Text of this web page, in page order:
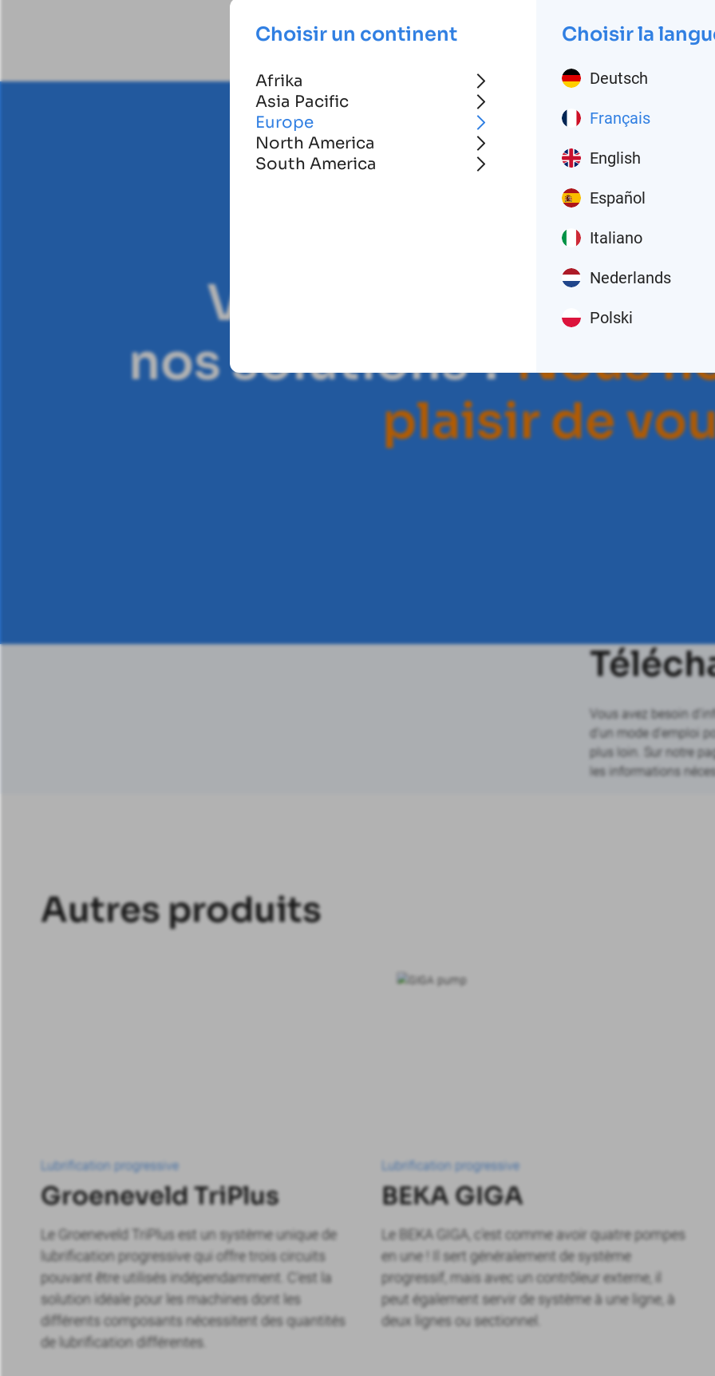
Choisir un continent
Afrika
Asia Pacific
Europe
North America
South America
Choisir la
Deutsch
Français
English
Español
Italiano
Nederlands
Polski
Vous souhaitez en
nos solutions ?Nousn
plaisirdevo
Vous avez besoin
d’un mode d’emploi
plus loin. Sur notre
les informations
Autres produits
Lubrification progressive
Groeneveld TriPlus
Le Groeneveld TriPlus est un système unique de
lubrification progressive qui offre trois circuits
pouvant être utilisés indépendamment. C'est la
solution idéale pour les machines dont les
différents composants nécessitent des quantités
de lubrification différentes.
Lubrification progressive
BEKA GIGA
Le BEKA GIGA, c'est comme avoir quatre pompes
en une ! Il sert généralement de système
progressif, mais avec un contrôleur externe, il
peut également servir de système à une ligne, à
deux lignes ou sectionnel.